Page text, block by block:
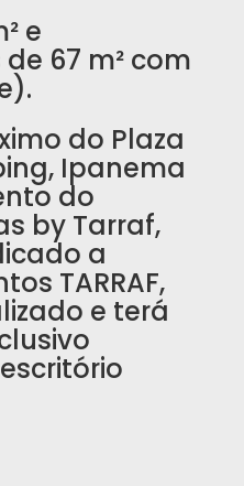
e
67 m² com
do Plaza
Ipanema
do
by Tarraf,
a
TARRAF,
e terá